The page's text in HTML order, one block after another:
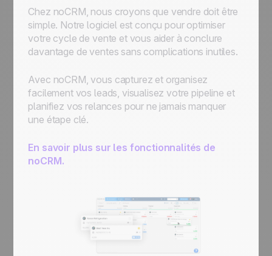
Chez noCRM, nous croyons que vendre doit être
simple. Notre logiciel est conçu pour optimiser
votre cycle de vente et vous aider à conclure
davantage de ventes sans complications inutiles.
Avec noCRM, vous capturez et organisez
facilement vos leads, visualisez votre pipeline et
planifiez vos relances pour ne jamais manquer
une étape clé.
En savoir plus sur les fonctionnalités de
noCRM.